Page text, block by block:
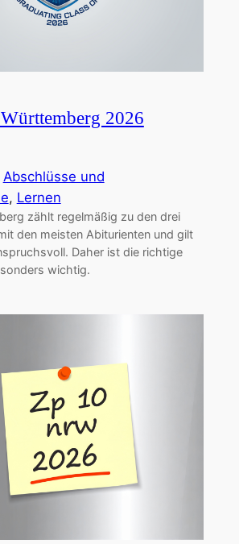
2026
Abschlüsse und
, Lernen
zählt regelmäßig zu den drei
den meisten Abiturienten und gilt
Daher ist die richtige
wichtig.